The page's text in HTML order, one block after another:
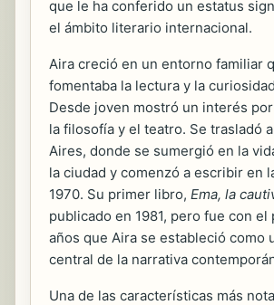
que le ha conferido un estatus
el ámbito literario internacional.
Aira creció en un entorno familiar
fomentaba la lectura y la
Desde joven mostró un interés
la filosofía y el teatro. Se trasladó
Aires, donde se sumergió en la
la ciudad y comenzó a escribir en
1970. Su primer libro, Ema, la
publicado en 1981, pero fue con el
años que Aira se estableció como
central de la narrativa
Una de las características más